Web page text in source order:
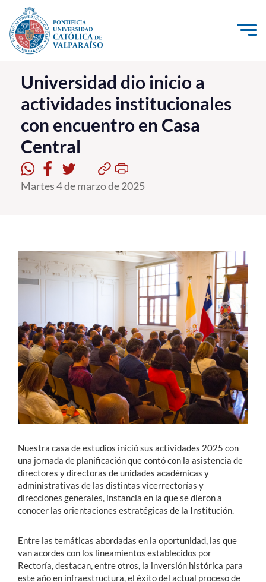
Click acá para ir directamente al contenido
La Universidad
Investigación, Creación e Innovación
PUCV Internacional
Vinculación con el Medio
Admisión
Formación Continua
Académicos
Funcionarios
Alumni
English
Universidad dio inicio a
actividades institucionales
con encuentro en Casa
Central
Martes 4 de marzo de 2025
Nuestra casa de estudios inició sus actividades 2025 con
una jornada de planificación que contó con la asistencia de
directores y directoras de unidades académicas y
administrativas de las distintas vicerrectorías y
direcciones generales, instancia en la que se dieron a
conocer las orientaciones estratégicas de la Institución.
Entre las temáticas abordadas en la oportunidad, las que
van acordes con los lineamientos establecidos por
Rectoría, destacan, entre otros, la inversión histórica para
este año en infraestructura, el éxito del actual proceso de